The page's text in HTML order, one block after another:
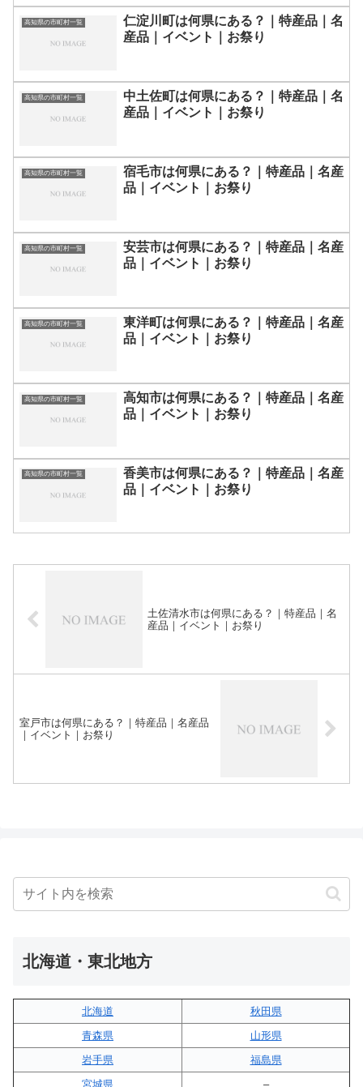
高知県の市町村一覧
仁淀川町は何県にある？｜特産品｜名
産品｜イベント｜お祭り
高知県の市町村一覧
中土佐町は何県にある？｜特産品｜名
産品｜イベント｜お祭り
高知県の市町村一覧
宿毛市は何県にある？｜特産品｜名産
品｜イベント｜お祭り
高知県の市町村一覧
安芸市は何県にある？｜特産品｜名産
品｜イベント｜お祭り
高知県の市町村一覧
東洋町は何県にある？｜特産品｜名産
品｜イベント｜お祭り
高知県の市町村一覧
高知市は何県にある？｜特産品｜名産
品｜イベント｜お祭り
高知県の市町村一覧
香美市は何県にある？｜特産品｜名産
品｜イベント｜お祭り
土佐清水市は何県にある？｜特産品｜名
産品｜イベント｜お祭り
室戸市は何県にある？｜特産品｜名産品
｜イベント｜お祭り
北海道・東北地方
北海道
秋田県
青森県
山形県
岩手県
福島県
宮城県
–